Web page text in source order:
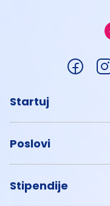
Startuj
Poslovi
Stipendije